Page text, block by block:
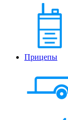
Прицепы